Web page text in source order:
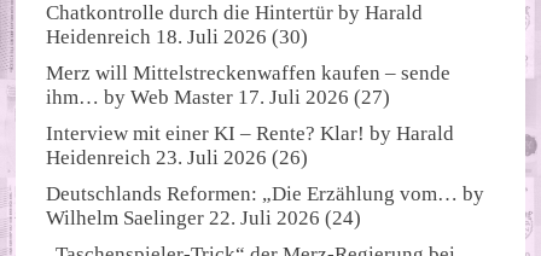
Chatkontrolle durch die Hintertür byHarald
Heidenreich 18. Juli 2026 (30)
Merz will Mittelstreckenwaffen kaufen – sende
ihm… byWeb Master 17. Juli 2026 (27)
Interview mit einer KI – Rente? Klar! byHarald
Heidenreich 23. Juli 2026 (26)
Deutschlands Reformen: „Die Erzählung vom… by
Wilhelm Saelinger 22. Juli 2026 (24)